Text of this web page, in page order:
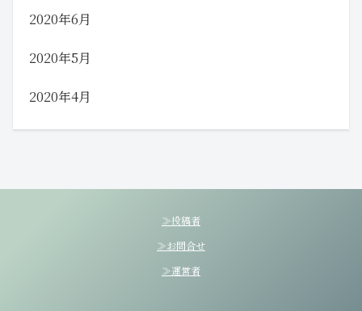
2020年6月
2020年5月
2020年4月
≫投稿者
≫お問合せ
≫運営者